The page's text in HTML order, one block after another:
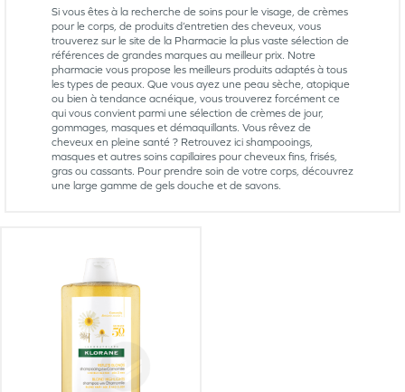
Si vous êtes à la recherche de soins pour le visage, de crèmes
pour le corps, de produits d’entretien des cheveux, vous
trouverez sur le site de la Pharmacie la plus vaste sélection de
références de grandes marques au meilleur prix. Notre
pharmacie vous propose les meilleurs produits adaptés à tous
les types de peaux. Que vous ayez une peau sèche, atopique
ou bien à tendance acnéique, vous trouverez forcément ce
qui vous convient parmi une sélection de crèmes de jour,
gommages, masques et démaquillants. Vous rêvez de
cheveux en pleine santé ? Retrouvez ici shampooings,
masques et autres soins capillaires pour cheveux fins, frisés,
gras ou cassants. Pour prendre soin de votre corps, découvrez
une large gamme de gels douche et de savons.